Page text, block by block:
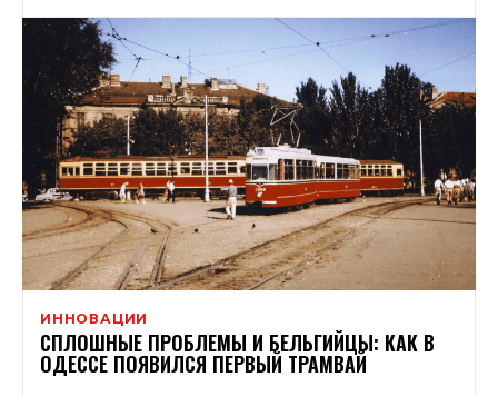
ИННОВАЦИИ
СПЛОШНЫЕ ПРОБЛЕМЫ И БЕЛЬГИЙЦЫ: КАК В
ОДЕССЕ ПОЯВИЛСЯ ПЕРВЫЙ ТРАМВАЙ